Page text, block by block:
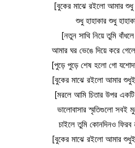
[বুকের মাঝে রইলো আমার শুধু
শুধু হাহাকার শুধু
[নতুন সাথি নিয়ে তুমি
আমার ঘর ভেঙে দিয়ে করে
[পুড়ে পুড়ে শেষ হলো গো
[বুকের মাঝে রইলো আমার
[মরলে আমি চিতার উপর
ভালোবাসার স্মৃতিগুলো সবই
চাইলে তুমি কোনদিনও
[বুকের মাঝে রইলো আমার